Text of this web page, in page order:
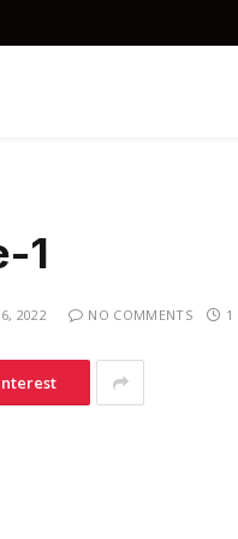
1
2022 NO COMMENTS 1